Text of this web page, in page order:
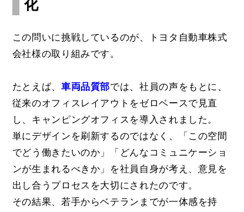
化
この問いに挑戦しているのが、トヨタ自動車株式
会社様の取り組みです。
たとえば、 車両品質部では、社員の声をもとに、
従来のオフィスレイアウトをゼロベースで見直
し、キャンピングオフィスを導入されました。
単にデザインを刷新するのではなく、「この空間
でどう働きたいのか」「どんなコミュニケーショ
ンが生まれるべきか」を社員自身が考え、意見を
出し合うプロセスを大切にされたのです。
その結果、若手からベテランまでが一体感を持